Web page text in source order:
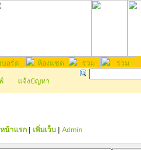
แจ้งปัญหา
หน้าแรก| เพิ่มเว็บ| Admin